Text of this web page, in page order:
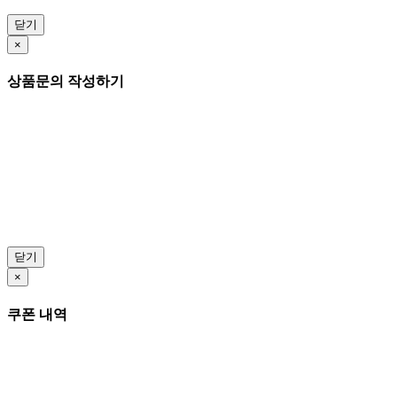
닫기
×
상품문의 작성하기
닫기
×
쿠폰 내역